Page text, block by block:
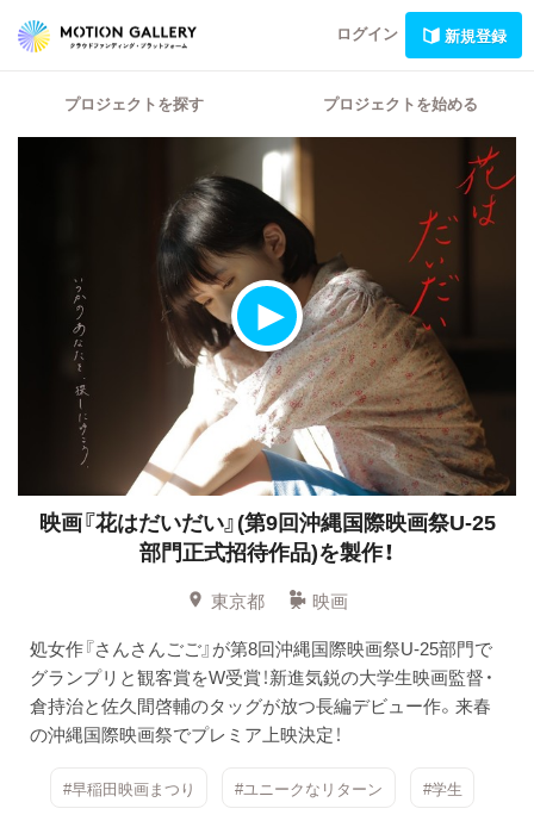
ログイン 新規登録
プロジェクトを探す プロジェクトを始める
映画『花はだいだい』(第9回沖縄国際映画祭U-25
部門正式招待作品)を製作！
東京都
映画
処女作『さんさんごご』が第8回沖縄国際映画祭U-25部門で
グランプリと観客賞をW受賞！新進気鋭の大学生映画監督・
倉持治と佐久間啓輔のタッグが放つ長編デビュー作。来春
の沖縄国際映画祭でプレミア上映決定！
#早稲田映画まつり #ユニークなリターン #学生